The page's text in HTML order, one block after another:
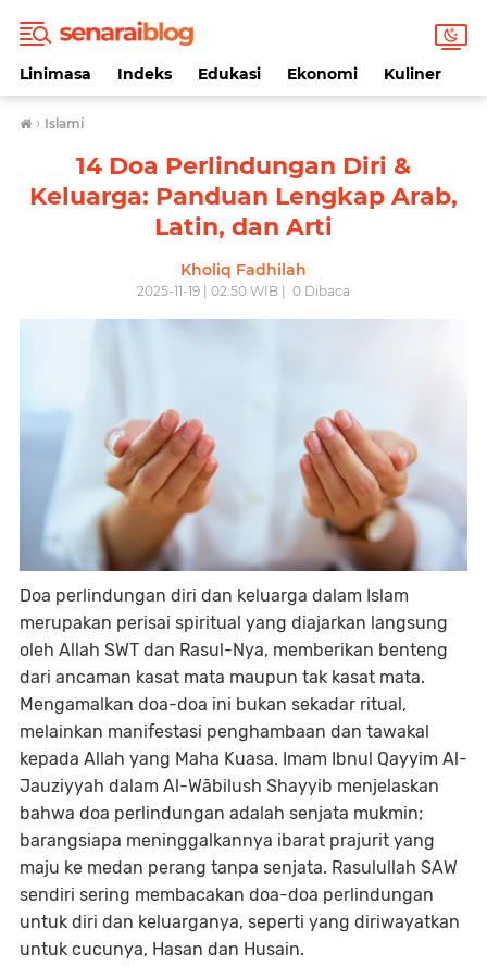
Linimasa Indeks Edukasi Ekonomi Kuliner
› Islami
14 Doa Perlindungan Diri &
Keluarga: Panduan Lengkap Arab,
Latin, dan Arti
Kholiq Fadhilah
2025-11-19 | 02:50 WIB | 0 Dibaca
Doa perlindungan diri dan keluarga dalam Islam
merupakan perisai spiritual yang diajarkan langsung
oleh Allah SWT dan Rasul-Nya, memberikan benteng
dari ancaman kasat mata maupun tak kasat mata.
Mengamalkan doa-doa ini bukan sekadar ritual,
melainkan manifestasi penghambaan dan tawakal
kepada Allah yang Maha Kuasa. Imam Ibnul Qayyim Al-
Jauziyyah dalam Al-Wābilush Shayyib menjelaskan
bahwa doa perlindungan adalah senjata mukmin;
barangsiapa meninggalkannya ibarat prajurit yang
maju ke medan perang tanpa senjata. Rasulullah SAW
sendiri sering membacakan doa-doa perlindungan
untuk diri dan keluarganya, seperti yang diriwayatkan
untuk cucunya, Hasan dan Husain.